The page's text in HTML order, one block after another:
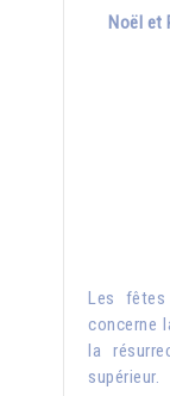
Noël et
Les
concerne
la
supérieur.